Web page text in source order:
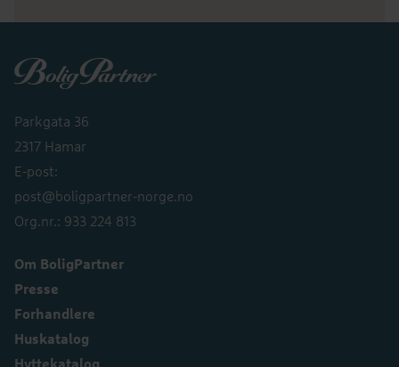
Boligpartner
Parkgata 36
2317 Hamar
E-post:
post@boligpartner-norge.no
Org.nr.: 933 224 813
Om BoligPartner
Presse
Forhandlere
Huskatalog